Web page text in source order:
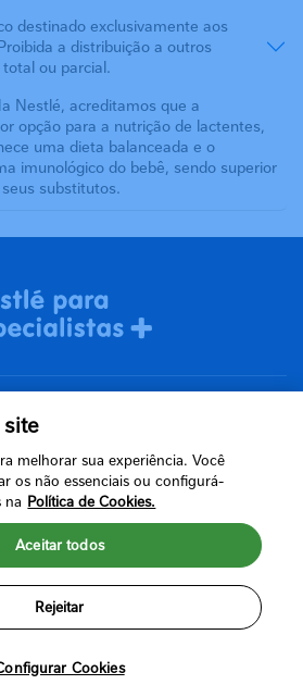
destinado exclusivamente aos
a distribuição a outros
ou parcial.
Nestlé, acreditamos que a
opção para a nutrição de lactentes,
uma dieta balanceada e o
imunológico do bebê, sendo superior
substitutos.
de uso
de Privacidade
Todos os direitos reservados.
site
melhorar sua experiência. Você
os não essenciais ou configurá-
na Política de Cookies.
Cookies
Rejeitar
Aceitar todos